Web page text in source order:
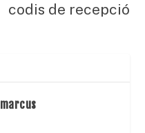
codis de recepció
marcus